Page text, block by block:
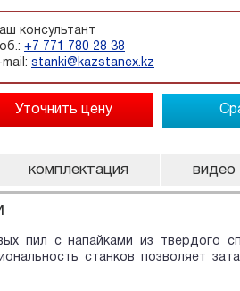
консультант
+7 771 780 28 38
stanki@kazstanex.kz
комплектация видео
пил с напайками из твердого
станков позволяет